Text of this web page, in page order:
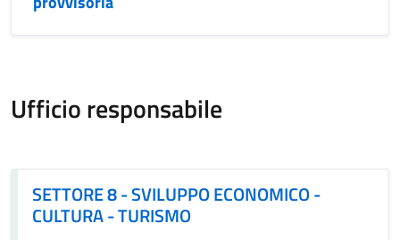
Ufficio responsabile
SETTORE 8 - SVILUPPO ECONOMICO -
CULTURA - TURISMO